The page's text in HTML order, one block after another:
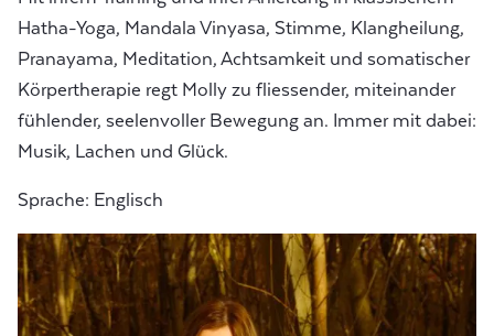
Hatha-Yoga, Mandala Vinyasa, Stimme, Klangheilung,
Pranayama, Meditation, Achtsamkeit und somatischer
Körpertherapie regt Molly zu fliessender, miteinander
fühlender, seelenvoller Bewegung an. Immer mit dabei:
Musik, Lachen und Glück.
Sprache: Englisch